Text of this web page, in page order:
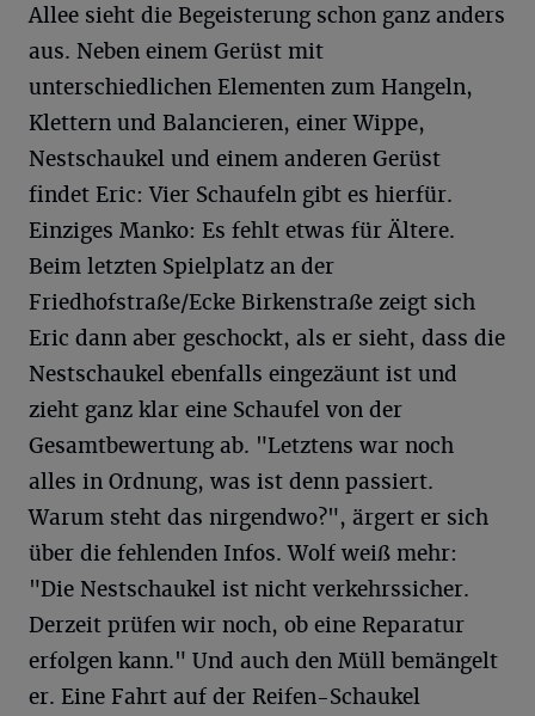
Allee sieht die Begeisterung schon ganz anders
aus. Neben einem Gerüst mit
unterschiedlichen Elementen zum Hangeln,
Klettern und Balancieren, einer Wippe,
Nestschaukel und einem anderen Gerüst
findet Eric: Vier Schaufeln gibt es hierfür.
Einziges Manko: Es fehlt etwas für Ältere.
Beim letzten Spielplatz an der
Friedhofstraße/Ecke Birkenstraße zeigt sich
Eric dann aber geschockt, als er sieht, dass die
Nestschaukel ebenfalls eingezäunt ist und
zieht ganz klar eine Schaufel von der
Gesamtbewertung ab. "Letztens war noch
alles in Ordnung, was ist denn passiert.
Warum steht das nirgendwo?", ärgert er sich
über die fehlenden Infos. Wolf weiß mehr:
"Die Nestschaukel ist nicht verkehrssicher.
Derzeit prüfen wir noch, ob eine Reparatur
erfolgen kann." Und auch den Müll bemängelt
er. Eine Fahrt auf der Reifen-Schaukel